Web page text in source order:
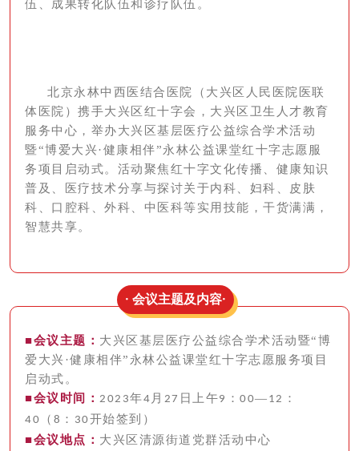
伍、成果转化队伍和诊疗队伍。
北京永林中西医结合医院（大兴区人民医院医联
体医院）携手大兴区红十字会，大兴区卫生人才教育
服务中心，举办大兴区基层医疗公益综合学术活动
暨“博爱大兴·健康相伴”永林公益课堂红十字志愿服
务项目启动式。活动聚焦红十字文化传播、健康知识
普及、医疗技术分享与探讨关于内科、妇科、皮肤
科、口腔科、外科、中医科等实用技能，干货满满，
智慧共享。
· 会议主题及内容·
■会议主题： 大兴区基层医疗公益综合学术活动暨“博
爱大兴·健康相伴”永林公益课堂红十字志愿服务项目
启动式。
■会议时间： 2023年4 月 27 日上午9 ： 00— 12 ：
40 （ 8 ： 30开始签到）
■会议地点： 大兴区清源街道党群活动中心